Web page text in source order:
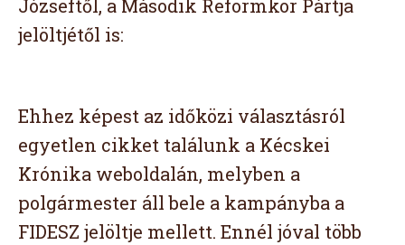
Józseftől, a Második Reformkor Pártja
jelöltjétől is:
Ehhez képest az időközi választásról
egyetlen cikket találunk a Kécskei
Krónika weboldalán, melyben a
polgármester áll bele a kampányba a
FIDESZ jelöltje mellett. Ennél jóval több